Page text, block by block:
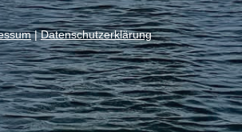
|Datenschutzerklärung